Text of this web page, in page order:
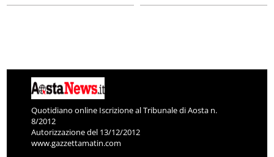
Quotidiano online Iscrizione al Tribunale di Aosta n.
8/2012
Autorizzazione del 13/12/2012
www.gazzettamatin.com